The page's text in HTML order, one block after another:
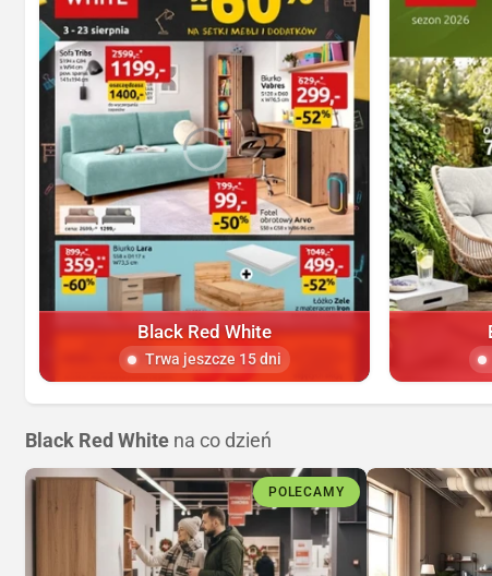
Black Red White
Trwa jeszcze 15 dni
Black Red White na co dzień
POLECAMY